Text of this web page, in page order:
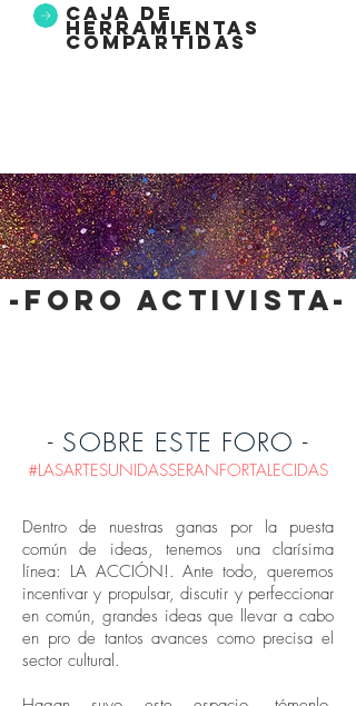
caja de
herramientas
compartidas
-foro activista-
- SOBRE ESTE FORO -
#LASARTESUNIDASSERANFORTALECIDAS
Dentro de nuestras ganas por la puesta
común de ideas, tenemos una clarísima
línea: LA ACCIÓN!. Ante todo, queremos
incentivar y propulsar, discutir y perfeccionar
en común, grandes ideas que llevar a cabo
en pro de tantos avances como precisa el
sector cultural.